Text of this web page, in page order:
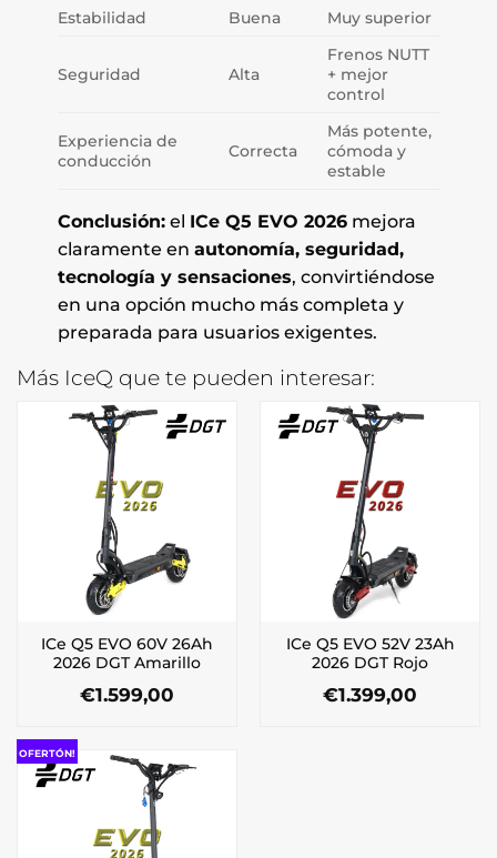
Estabilidad
Buena Muy superior
Seguridad Alta
Frenos NUTT
+ mejor
control
Experiencia de
conducción
Correcta
Más potente,
cómoda y
estable
Conclusión:el ICe Q5 EVO 2026mejora
claramente en autonomía, seguridad,
tecnología y sensaciones, convirtiéndose
en una opción mucho más completa y
preparada para usuarios exigentes.
Más IceQ que te pueden interesar:
ICe Q5 EVO 60V 26Ah
2026 DGT Amarillo
€1.599,00
ICe Q5 EVO 52V 23Ah
2026 DGT Rojo
€1.399,00
OFERTÓN!